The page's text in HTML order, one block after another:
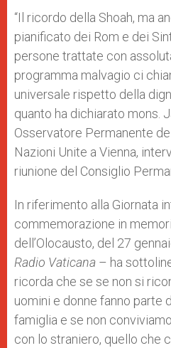
p
p
g
e
r
o
k
r
“Il ricordo della Shoah, ma
pianificato dei Rom e dei
persone trattate con
programma malvagio ci
universale rispetto della
quanto ha dichiarato mons.
Osservatore Permanente
Nazioni Unite a Vienna,
riunione del Consiglio
In riferimento alla Giornata
commemorazione in
dell’Olocausto, del 27
Radio Vaticana – ha
ricorda che se se non si
uomini e donne fanno parte
famiglia e se non
con lo straniero, quello che